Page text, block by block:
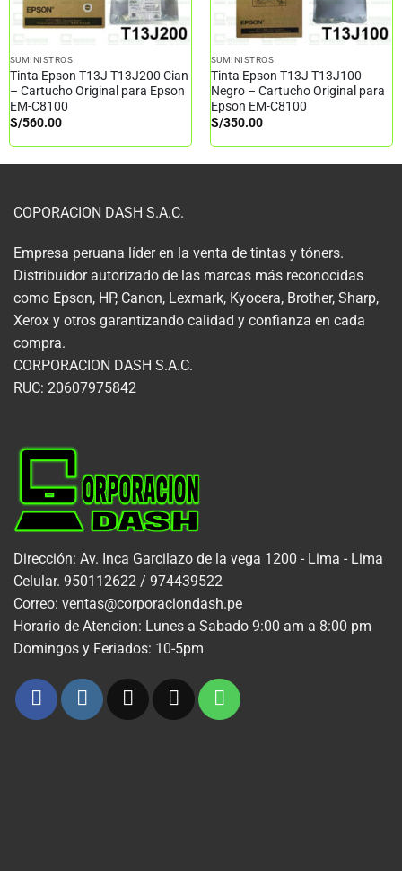
SUMINISTROS
Tinta Epson T13J T13J200 Cian
– Cartucho Original para Epson
EM-C8100
S/560.00
SUMINISTROS
Tinta Epson T13J T13J100
Negro – Cartucho Original para
Epson EM-C8100
S/350.00
COPORACION DASH S.A.C.
Empresa peruana líder en la venta de tintas y tóners.
Distribuidor autorizado de las marcas más reconocidas
como Epson, HP, Canon, Lexmark, Kyocera, Brother, Sharp,
Xerox y otros garantizando calidad y confianza en cada
compra.
CORPORACION DASH S.A.C.
RUC: 20607975842
Dirección: Av. Inca Garcilazo de la vega 1200 - Lima - Lima
Celular. 950112622 / 974439522
Correo: ventas@corporaciondash.pe
Horario de Atencion: Lunes a Sabado 9:00 am a 8:00 pm
Domingos y Feriados: 10-5pm